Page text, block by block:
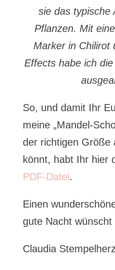
sie das typische
Pflanzen. Mit
Marker in Chilirot
Effects habe ich
So, und damit Ihr
meine „Mandel-
der richtigen Größe
könnt, habt Ihr hier
PDF-Datei.
Einen
gute Nacht wünscht
Claudia Stempelherz